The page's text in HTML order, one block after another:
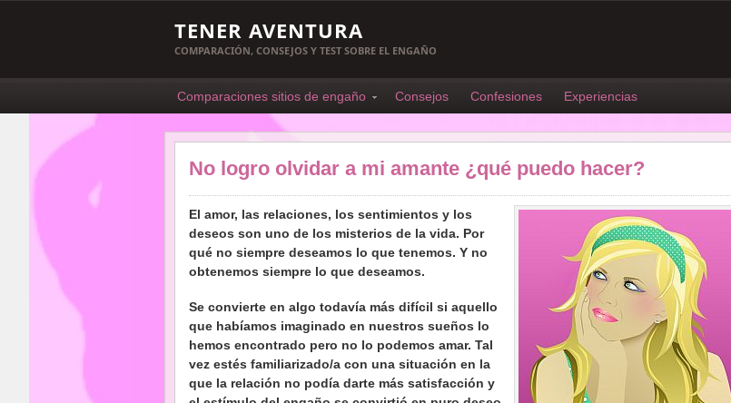
TENER AVENTURA
COMPARACIÓN, CONSEJOS Y TEST SOBRE EL ENGAÑO
Comparaciones sitios de engaño Consejos Confesiones Experiencias
No logro olvidar a mi amante ¿qué puedo hacer?
El amor, las relaciones, los sentimientos y los
deseos son uno de los misterios de la vida. Por
qué no siempre deseamos lo que tenemos. Y no
obtenemos siempre lo que deseamos.
Se convierte en algo todavía más difícil si aquello
que habíamos imaginado en nuestros sueños lo
hemos encontrado pero no lo podemos amar. Tal
vez estés familiarizado/a con una situación en la
que la relación no podía darte más satisfacción y